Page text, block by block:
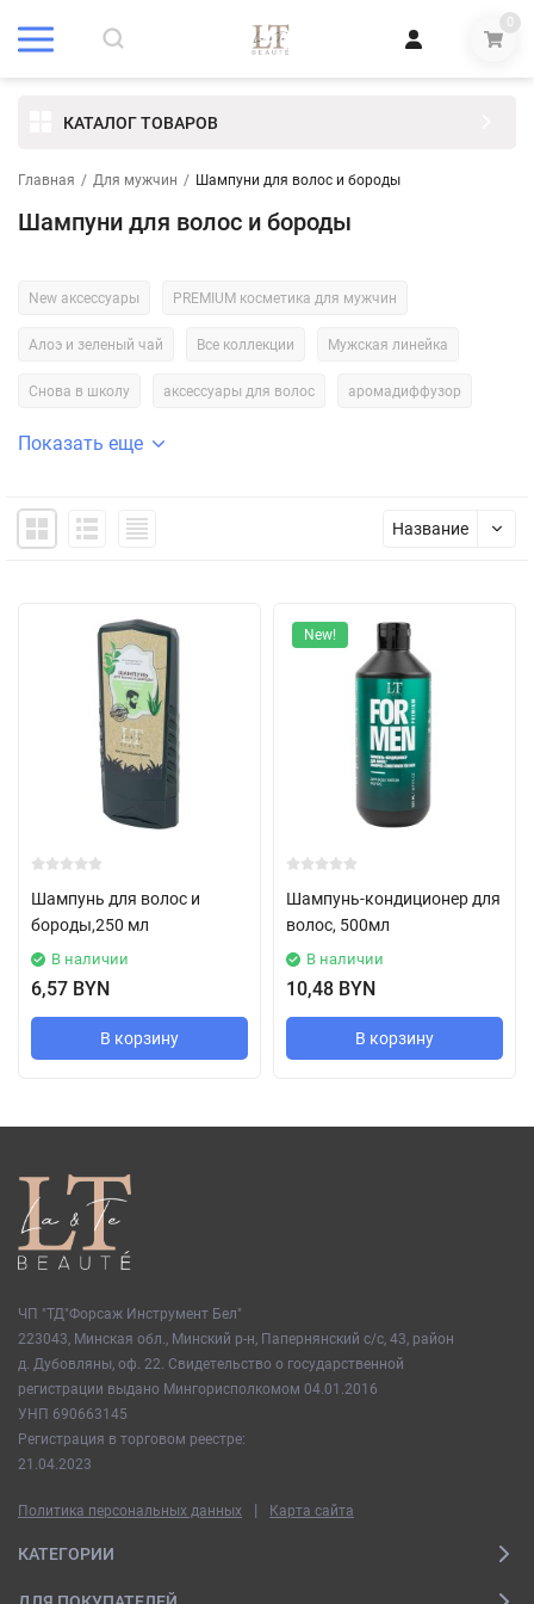
0
КАТАЛОГ ТОВАРОВ
Главная / Для мужчин / Шампуни для волос и бороды
Шампуни для волос и бороды
New аксессуары PREMIUM косметика для мужчин
Алоэ и зеленый чай Все коллекции Мужская линейка
Снова в школу аксессуары для волос аромадиффузор
Показать еще
Название
Шампунь для волос и
бороды,250 мл
В наличии
6,57 BYN
В корзину
New!
Шампунь-кондиционер для
волос, 500мл
В наличии
10,48 BYN
В корзину
ЧП "ТД"Форсаж Инструмент Бел"
223043, Минская обл., Минский р-н, Папернянский с/с, 43, район
д. Дубовляны, оф. 22. Свидетельство о государственной
регистрации выдано Мингорисполкомом 04.01.2016
УНП 690663145
Регистрация в торговом реестре:
21.04.2023
Политика персональных данных | Карта сайта
КАТЕГОРИИ